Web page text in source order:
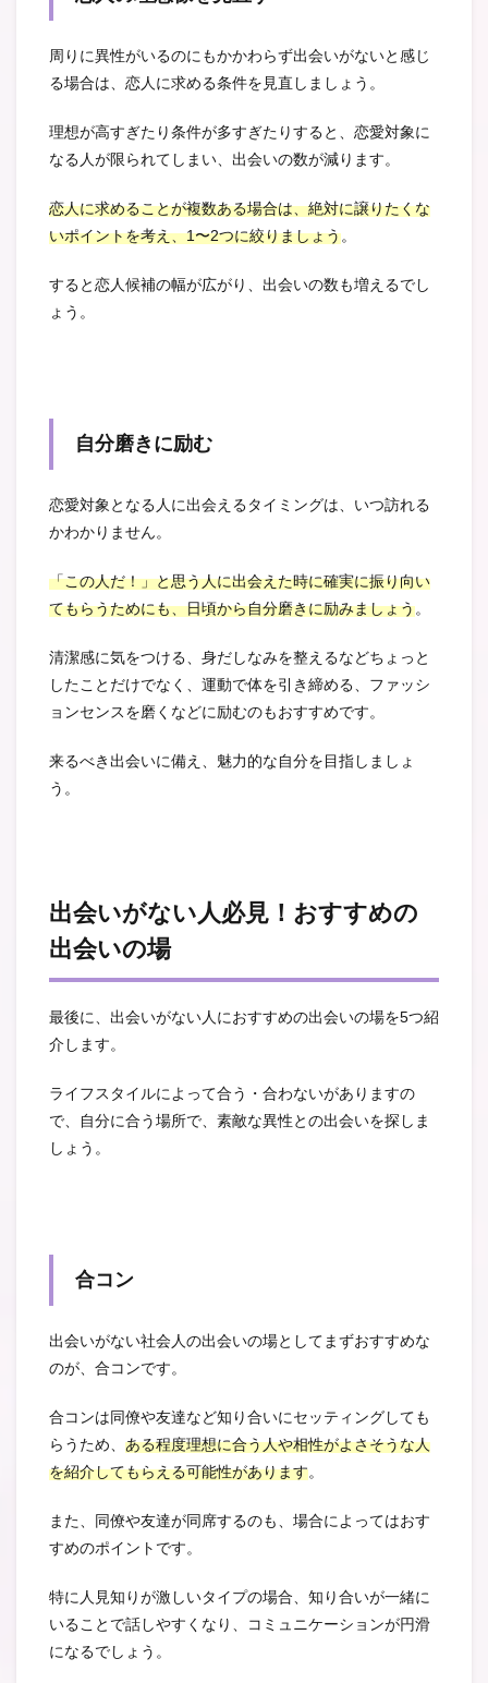
周りに異性がいるのにもかかわらず出会いがないと感じ
る場合は、恋人に求める条件を見直しましょう。
理想が高すぎたり条件が多すぎたりすると、恋愛対象に
なる人が限られてしまい、出会いの数が減ります。
恋人に求めることが複数ある場合は、絶対に譲りたくな
いポイントを考え、1〜2つに絞りましょう。
すると恋人候補の幅が広がり、出会いの数も増えるでし
ょう。
自分磨きに励む
恋愛対象となる人に出会えるタイミングは、いつ訪れる
かわかりません。
「この人だ！」と思う人に出会えた時に確実に振り向い
てもらうためにも、日頃から自分磨きに励みましょう。
清潔感に気をつける、身だしなみを整えるなどちょっと
したことだけでなく、運動で体を引き締める、ファッシ
ョンセンスを磨くなどに励むのもおすすめです。
来るべき出会いに備え、魅力的な自分を目指しましょ
う。
出会いがない人必見！おすすめの
出会いの場
最後に、出会いがない人におすすめの出会いの場を5つ紹
介します。
ライフスタイルによって合う・合わないがありますの
で、自分に合う場所で、素敵な異性との出会いを探しま
しょう。
合コン
出会いがない社会人の出会いの場としてまずおすすめな
のが、合コンです。
合コンは同僚や友達など知り合いにセッティングしても
らうため、 ある程度理想に合う人や相性がよさそうな人
を紹介してもらえる可能性があります。
また、同僚や友達が同席するのも、場合によってはおす
すめのポイントです。
特に人見知りが激しいタイプの場合、知り合いが一緒に
いることで話しやすくなり、コミュニケーションが円滑
になるでしょう。